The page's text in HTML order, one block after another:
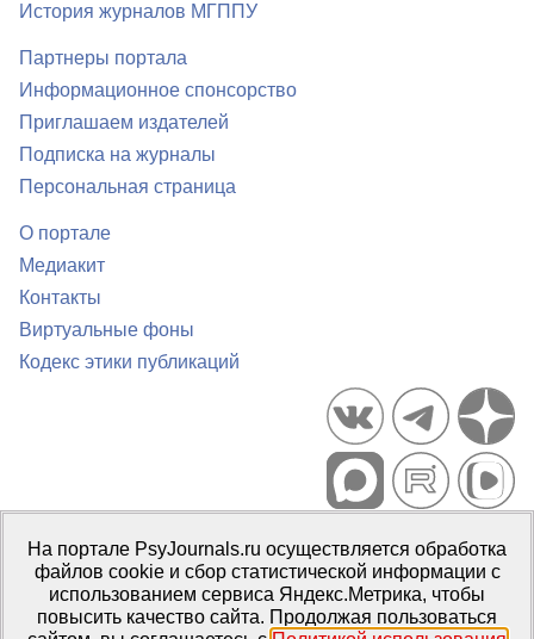
История журналов МГППУ
Партнеры портала
Информационное спонсорство
Приглашаем издателей
Подписка на журналы
Персональная страница
О портале
Медиакит
Контакты
Виртуальные фоны
Кодекс этики публикаций
Портал психологических изданий PsyJournals.ru, 2007–2026
Правила использования материалов
Свидетельство регистрации СМИЭл № ФС77-66447 от 14 июля
2016 г.
На портале PsyJournals.ru осуществляется обработка
файлов cookie и сбор статистической информации с
использованием сервиса Яндекс.Метрика, чтобы
повысить качество сайта. Продолжая пользоваться